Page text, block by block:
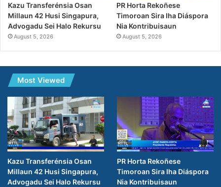
Kazu Transferénsia Osan
Millaun 42 Husi Singapura,
Advogadu Sei Halo Rekursu
August 5, 2026
PR Horta Rekoñese
Timoroan Sira Iha Diáspora
Nia Kontribuisaun
August 5, 2026
Most Viewed
Kazu Transferénsia Osan
Millaun 42 Husi Singapura,
Advogadu Sei Halo Rekursu
PR Horta Rekoñese
Timoroan Sira Iha Diáspora
Nia Kontribuisaun